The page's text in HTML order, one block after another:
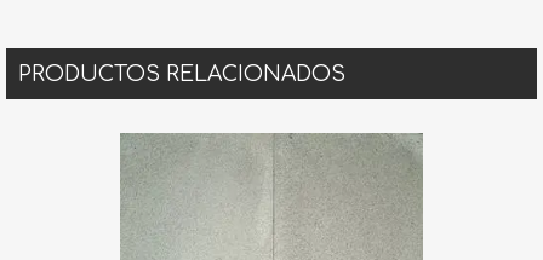
PRODUCTOS RELACIONADOS